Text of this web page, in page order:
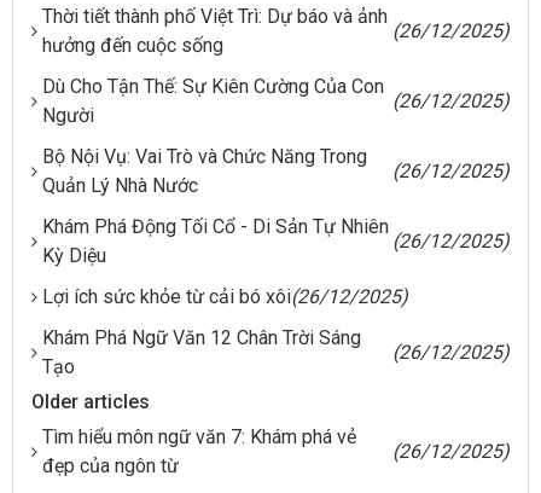
Thời tiết thành phố Việt Trì: Dự báo và ảnh
hưởng đến cuộc sống
(26/12/2025)
Dù Cho Tận Thế: Sự Kiên Cường Của Con
Người
(26/12/2025)
Bộ Nội Vụ: Vai Trò và Chức Năng Trong
Quản Lý Nhà Nước
(26/12/2025)
Khám Phá Động Tối Cổ - Di Sản Tự Nhiên
Kỳ Diệu
(26/12/2025)
Lợi ích sức khỏe từ cải bó xôi(26/12/2025)
Khám Phá Ngữ Văn 12 Chân Trời Sáng
Tạo
(26/12/2025)
Older articles
Tìm hiểu môn ngữ văn 7: Khám phá vẻ
đẹp của ngôn từ
(26/12/2025)